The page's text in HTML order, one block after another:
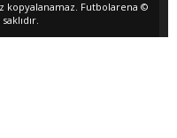
kopyalanamaz. Futbolarena ©